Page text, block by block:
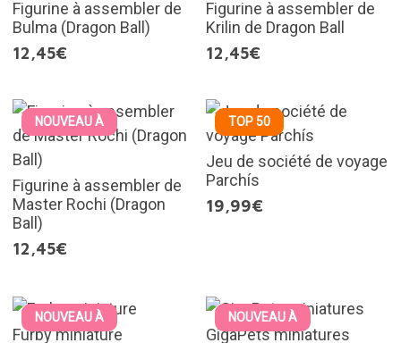
Figurine à assembler de
Bulma (Dragon Ball)
12,45€
Figurine à assembler de
Krilin de Dragon Ball
12,45€
NOUVEAU À
Figurine à assembler de
Master Rochi (Dragon
Ball)
12,45€
TOP 50
Jeu de société de voyage
Parchís
19,99€
NOUVEAU À
Furby miniature
NOUVEAU À
GigaPets miniatures